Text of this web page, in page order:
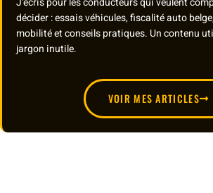
décider : essais véhicules, fiscalité auto
mobilité et conseils pratiques. Un contenu
jargon inutile.
VOIR MES ARTICLES